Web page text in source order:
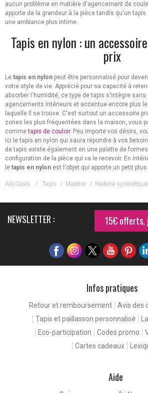
aucun problème en matière d'agencement de
apporte de la grandeur à la pièce tandis qu'un
une ambiance plus intime.
Tapis en nylon : un
prix
Le tapis en nylon peut être personnalisé pour
votre style de vie. Apprécié pour sa capacité à
absorber l'humidité, ce type de tapis s'intègre sans
agencements intérieurs et accentue encore plus
laquelle il se trouve. C'est surtout un accessoire
zones les plus fréquentées dans la maison, vous
commetapis de couloir. Peu importe vos désirs,
ici le tapis en nylon qui saura répondre à vos
de tapis existe également en une palette de
configuration de la pièce qui va le recevoir. En
le tapis en nylon est l'objet qui apporte un petit plus.
AlloTapis / Tapis / Matière / Matière synthétique
NEWSLETTER : 15€ offerts,
Infos pratiques
Retour et remboursement
Avis des
Tapis et paillasson personnalisé
Eco-participation
Codes promo
Cartes cadeaux
Aide